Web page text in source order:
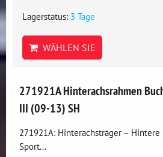
Lagerstatus: 3 Tage
WÄHLEN SIE
271921A Hinterachsrahmen
III (09-13) SH
271921A: Hinterachsträger – Hintere
Sport...